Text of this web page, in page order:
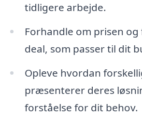
tidligere arbejde.
Forhandle om prisen
deal, som passer til dit
Opleve hvordan
præsenterer deres
forståelse for dit behov.